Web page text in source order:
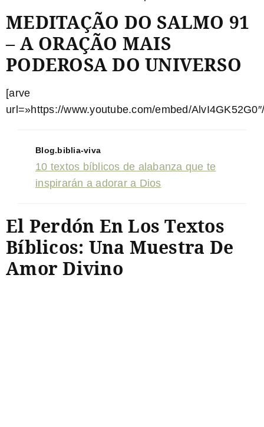
MEDITAÇÃO DO SALMO 91
– A ORAÇÃO MAIS
PODEROSA DO UNIVERSO
[arve
url=»https://www.youtube.com/embed/
Blog.biblia-viva
10 textos bíblicos de alabanza que te
inspirarán a adorar a Dios
El Perdón En Los Textos
Bíblicos: Una Muestra De
Amor Divino